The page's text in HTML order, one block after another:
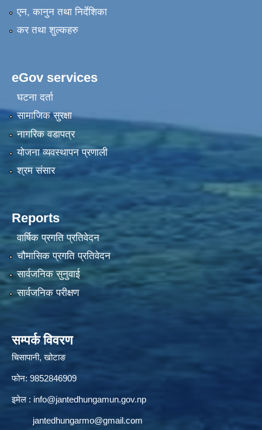
एन, कानुन तथा निर्देशिका
कर तथा शुल्कहरु
eGov services
घटना दर्ता
सामाजिक सुरक्षा
नागरिक वडापत्र
योजना व्यवस्थापन प्रणाली
श्रम संसार
Reports
वार्षिक प्रगति प्रतिवेदन
चौमासिक प्रगति प्रतिवेदन
सार्वजनिक सुनुवाई
सार्वजनिक परीक्षण
सम्पर्क विवरण
चिसापानी, खोटाङ
फोन: 9852846909
इमेल : info@jantedhungamun.gov.np
jantedhungarmo@gmail.com